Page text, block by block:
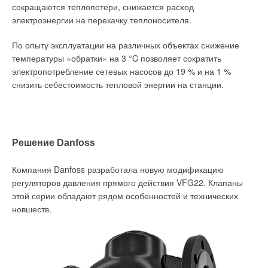
сокращаются теплопотери, снижается расход
электроэнергии на перекачку теплоносителя.
По опыту эксплуатации на различных объектах снижение
температуры «обратки» на 3 °C позволяет сократить
электропотребление сетевых насосов до 19 % и на 1 %
снизить себестоимость тепловой энергии на станции.
Решение Danfoss
Компания Danfoss разработала новую модификацию
регуляторов давления прямого действия VFG22. Клапаны
этой серии обладают рядом особенностей и технических
новшеств.
Покупатели захлёбывались в море контрафакта и терялись в
поисках достойного продукта. Честные производители несли
убытки из-за невозможности реализовать качественный, а,
следовательно, более дорогой продукт. Европейские
производители, конвейеры которых обслуживают не только
Россию, но и все западные страны, не могли снижать
качество в угоду цене, в результате чего многим пришлось
контроллерах семейства c.pCO и в максимальной степени
использует расширенные возможности платформы.
Конфигурирование контроллера с установленным в него
приложением может выполняться в заводских и в полевых
условиях с помощью пользовательского терминала,
встроенного в контроллер, и программного мастера
Мастер конфигурации(пример диалоговых окон — рис. 1)